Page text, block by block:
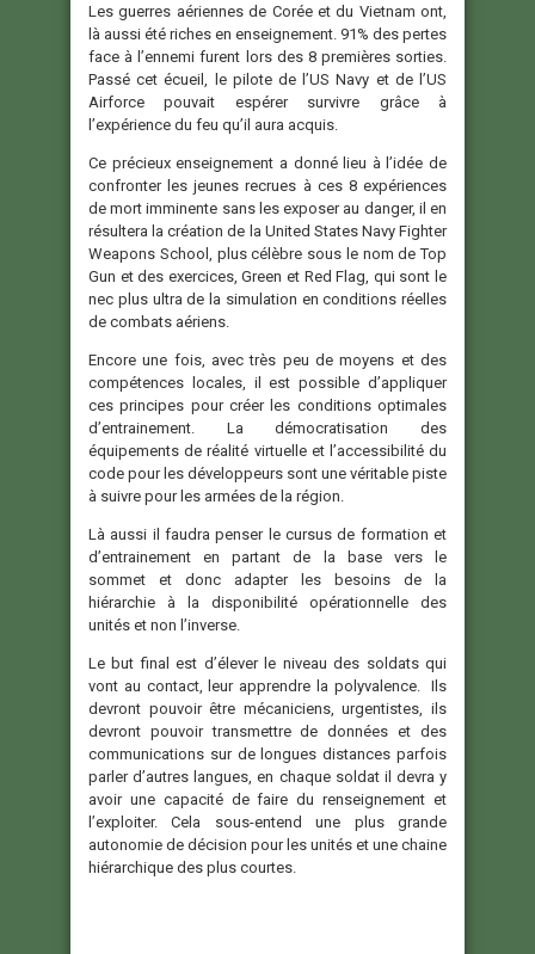
Les guerres aériennes de Corée et du Vietnam ont,
là aussi été riches en enseignement. 91% des pertes
face à l’ennemi furent lors des 8 premières sorties.
Passé cet écueil, le pilote de l’US Navy et de l’US
Airforce pouvait espérer survivre grâce à
l’expérience du feu qu’il aura acquis.
Ce précieux enseignement a donné lieu à l’idée de
confronter les jeunes recrues à ces 8 expériences
de mort imminente sans les exposer au danger, il en
résultera la création de la United States Navy Fighter
Weapons School, plus célèbre sous le nom de Top
Gun et des exercices, Green et Red Flag, qui sont le
nec plus ultra de la simulation en conditions réelles
de combats aériens.
Encore une fois, avec très peu de moyens et des
compétences locales, il est possible d’appliquer
ces principes pour créer les conditions optimales
d’entrainement. La démocratisation des
équipements de réalité virtuelle et l’accessibilité du
code pour les développeurs sont une véritable piste
à suivre pour les armées de la région.
Là aussi il faudra penser le cursus de formation et
d’entrainement en partant de la base vers le
sommet et donc adapter les besoins de la
hiérarchie à la disponibilité opérationnelle des
unités et non l’inverse.
Le but final est d’élever le niveau des soldats qui
vont au contact, leur apprendre la polyvalence. Ils
devront pouvoir être mécaniciens, urgentistes, ils
devront pouvoir transmettre de données et des
communications sur de longues distances parfois
parler d’autres langues, en chaque soldat il devra y
avoir une capacité de faire du renseignement et
l’exploiter. Cela sous-entend une plus grande
autonomie de décision pour les unités et une chaine
hiérarchique des plus courtes.